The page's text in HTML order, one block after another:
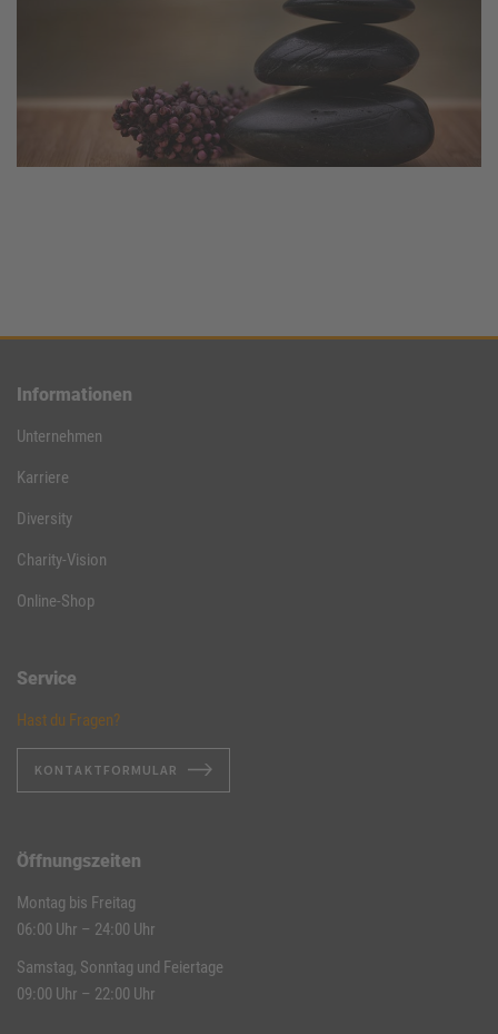
Informationen
Unternehmen
Karriere
Diversity
Charity-Vision
Online-Shop
Service
Hast du Fragen?
KONTAKTFORMULAR
Öffnungszeiten
Montag bis Freitag
06:00 Uhr – 24:00 Uhr
Samstag, Sonntag und Feiertage
09:00 Uhr – 22:00 Uhr